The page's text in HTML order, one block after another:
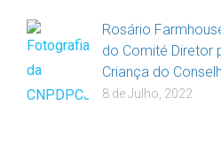
Rosário
do Comité Diretor
Criança do
8 de Julho, 2022